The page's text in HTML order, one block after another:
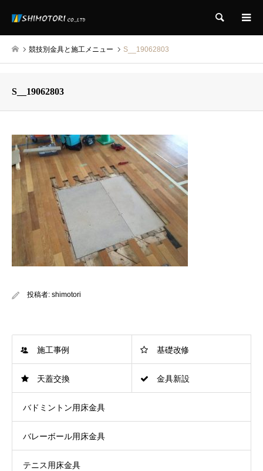
検索
競技別金具と施工メニュー S__19062803
S__19062803
投稿者: shimotori
施工事例 基礎改修
天蓋交換 金具新設
バドミントン用床金具
バレーボール用床金具
テニス用床金具